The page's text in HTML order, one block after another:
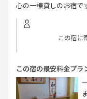
心の一棟貸しのお宿で
この宿に
この宿の最安料金プラ